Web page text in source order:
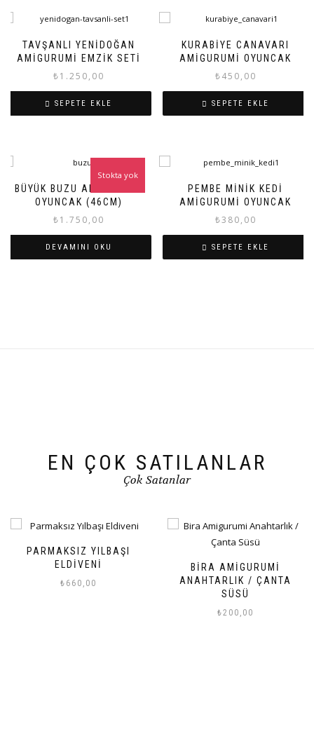
TAVŞANLI YENIDOĞAN
AMIGURUMI EMZIK SETI
₺1.250,00
SEPETE EKLE
KURABIYE CANAVARI
AMIGURUMI OYUNCAK
₺450,00
SEPETE EKLE
BÜYÜK BUZU AMIGURUMI
OYUNCAK (46CM)
₺1.750,00
Stokta yok
DEVAMINI OKU
PEMBE MINIK KEDI
AMIGURUMI OYUNCAK
₺380,00
SEPETE EKLE
EN ÇOK SATILANLAR
Çok Satanlar
BIRA AMIGURUMI
ANAHTARLIK / ÇANTA
TOP YILBAŞI SÜSÜ
₺175,00